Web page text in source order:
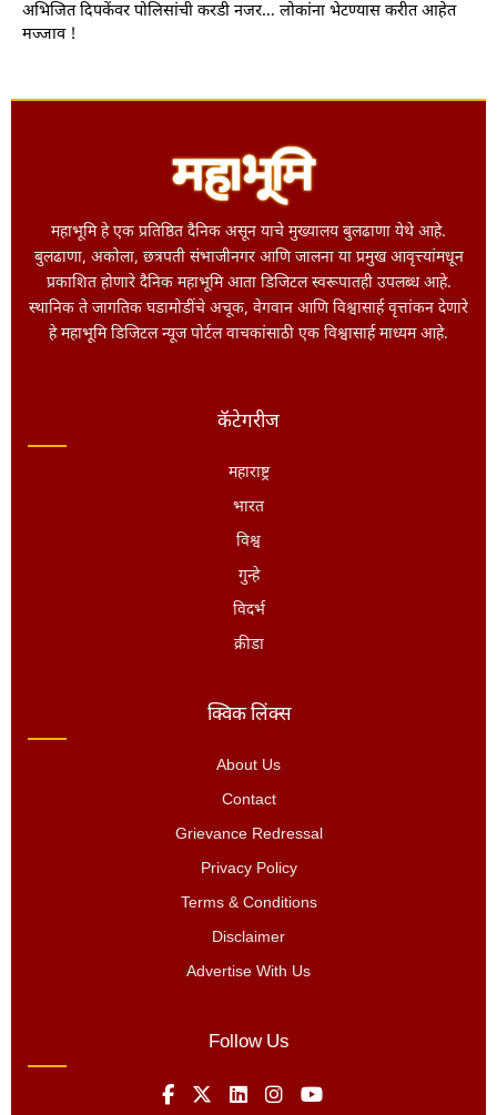
अभिजित दिपकेंवर पोलिसांची करडी नजर… लोकांना भेटण्यास करीत आहेत
मज्जाव !
महाभूमि हे एक प्रतिष्ठित दैनिक असून याचे मुख्यालय बुलढाणा येथे आहे.
बुलढाणा, अकोला, छत्रपती संभाजीनगर आणि जालना या प्रमुख आवृत्त्यांमधून
प्रकाशित होणारे दैनिक महाभूमि आता डिजिटल स्वरूपातही उपलब्ध आहे.
स्थानिक ते जागतिक घडामोडींचे अचूक, वेगवान आणि विश्वासार्ह वृत्तांकन देणारे
हे महाभूमि डिजिटल न्यूज पोर्टल वाचकांसाठी एक विश्वासार्ह माध्यम आहे.
कॅटेगरीज
महाराष्ट्र
भारत
विश्व
गुन्हे
विदर्भ
क्रीडा
क्विक लिंक्स
About Us
Contact
Grievance Redressal
Privacy Policy
Terms & Conditions
Disclaimer
Advertise With Us
Follow Us